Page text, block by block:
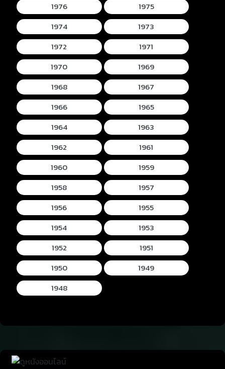
1976
1975
1974
1973
1972
1971
1970
1969
1968
1967
1966
1965
1964
1963
1962
1961
1960
1959
1958
1957
1956
1955
1954
1953
1952
1951
1950
1949
1948